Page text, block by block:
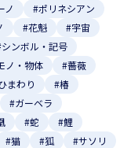
ノ
#ポリネシアン
#花魁
#宇宙
ンボル・記号
ノ・物体
#薔薇
まわり
#椿
#ガーベラ
#蛇
#鯉
#猫 #狐
#サソリ